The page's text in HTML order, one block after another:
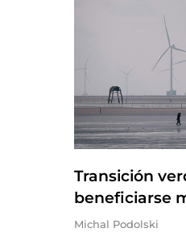
Transición
beneficiarse
Michal Podolski